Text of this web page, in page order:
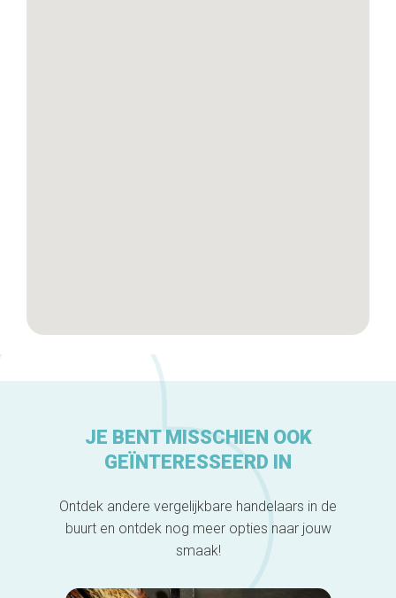
JE BENT MISSCHIEN OOK
GEÏNTERESSEERD IN
Ontdek andere vergelijkbare handelaars in de
buurt en ontdek nog meer opties naar jouw
smaak!